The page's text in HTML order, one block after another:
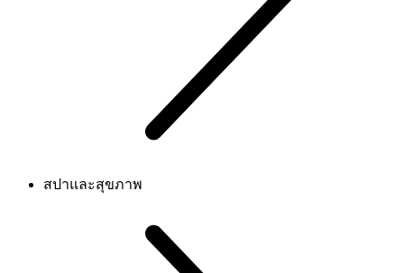
สปาและสุขภาพ